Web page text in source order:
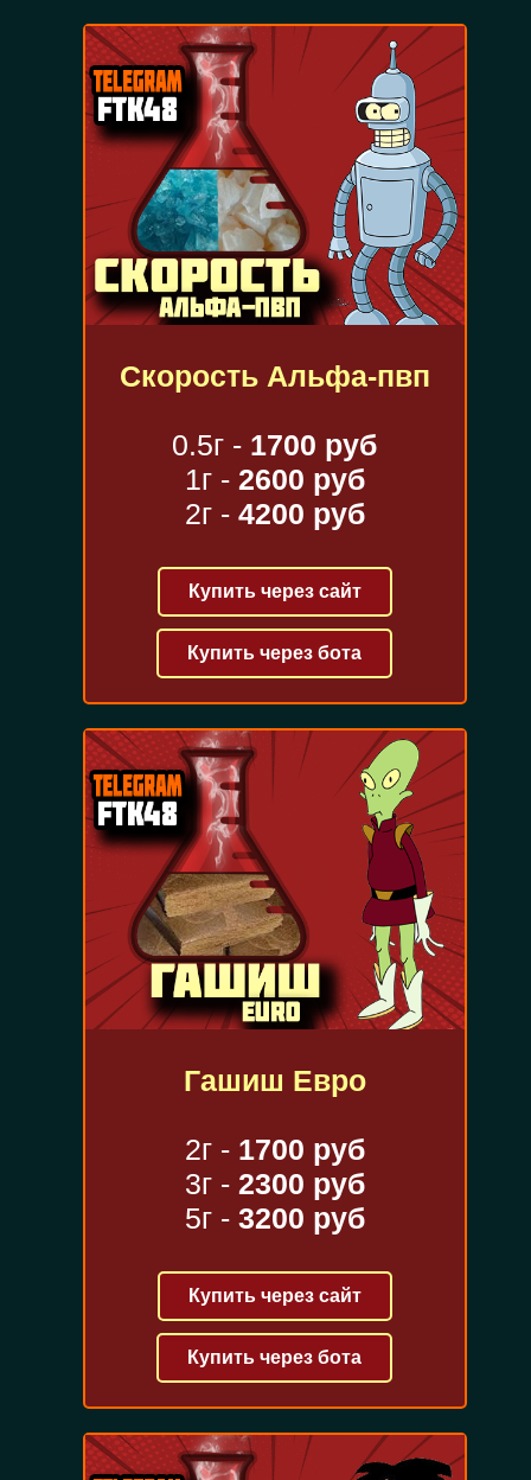
Скорость Альфа-пвп
0.5г - 1700 руб
1г - 2600 руб
2г - 4200 руб
Купить через сайт
Купить через бота
Гашиш Евро
2г - 1700 руб
3г - 2300 руб
5г - 3200 руб
Купить через сайт
Купить через бота